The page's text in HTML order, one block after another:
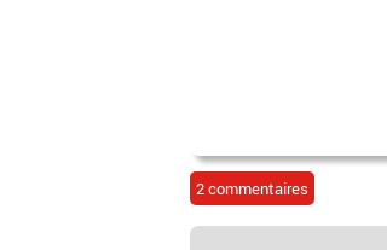
2 commentaires